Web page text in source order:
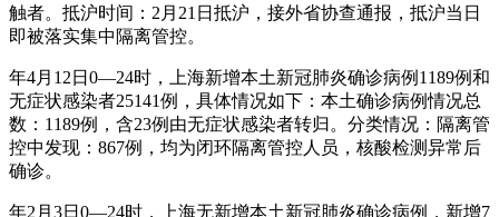
触者。抵沪时间：2月21日抵沪，接外省协查通报，抵沪当日
即被落实集中隔离管控。
年4月12日0—24时，上海新增本土新冠肺炎确诊病例1189例和
无症状感染者25141例，具体情况如下：本土确诊病例情况总
数：1189例，含23例由无症状感染者转归。分类情况：隔离管
控中发现：867例，均为闭环隔离管控人员，核酸检测异常后
确诊。
年2月3日0—24时，上海无新增本土新冠肺炎确诊病例，新增7